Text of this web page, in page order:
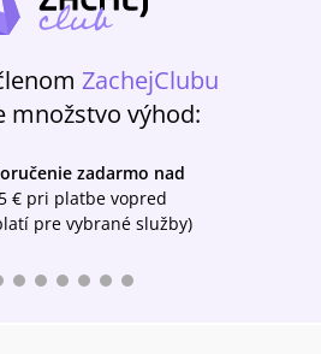
ZachejClubu
množstvo výhod:
zadarmo nad
€ pri platbe vopred
pre vybrané služby)